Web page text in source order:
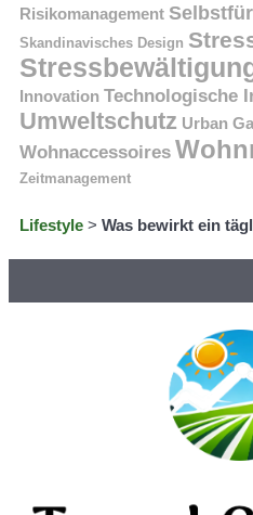
Risikomanagement
Skandinavisches Design
Innovation Technologische
Umweltschutz Urban
Wohnaccessoires
Zeitmanagement
Lifestyle > Was bewirkt ein